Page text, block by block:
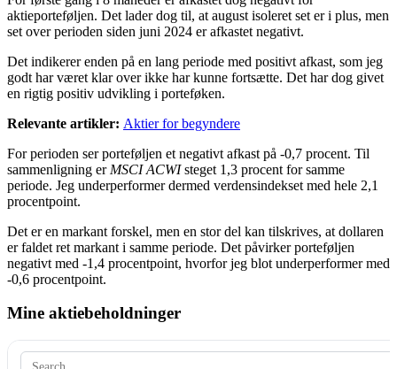
aktieporteføljen. Det lader dog til, at august isoleret set er i plus, men
set over perioden siden juni 2024 er afkastet negativt.
Det indikerer enden på en lang periode med positivt afkast, som jeg
godt har været klar over ikke har kunne fortsætte. Det har dog givet
en rigtig positiv udvikling i porteføken.
Relevante artikler: Aktier for begyndere
For perioden ser porteføljen et negativt afkast på -0,7 procent. Til
sammenligning er MSCI ACWIsteget 1,3 procent for samme
periode. Jeg underperformer dermed verdensindekset med hele 2,1
procentpoint.
Det er en markant forskel, men en stor del kan tilskrives, at dollaren
er faldet ret markant i samme periode. Det påvirker porteføljen
negativt med -1,4 procentpoint, hvorfor jeg blot underperformer med
-0,6 procentpoint.
Mine aktiebeholdninger